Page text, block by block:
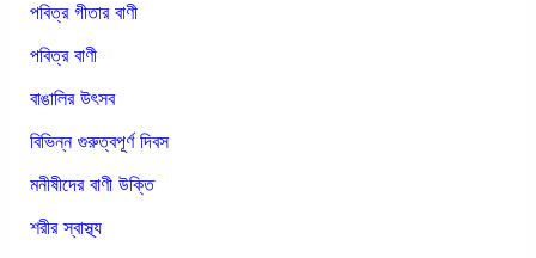
পবিত্র গীতার বাণী
পবিত্র বাণী
বাঙালির উৎসব
বিভিন্ন গুরুত্বপূর্ণ দিবস
মনীষীদের বাণী উক্তি
শরীর স্বাস্থ্য